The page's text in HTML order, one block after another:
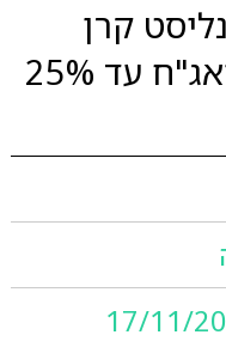
קרן
השתלמות - אשראי ואג"ח עד 25%
17/11/